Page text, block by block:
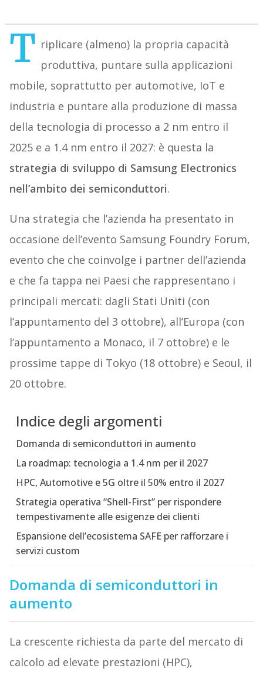
T riplicare (almeno) la propria capacità
produttiva, puntare sulla applicazioni
mobile, soprattutto per automotive, IoT e
industria e puntare alla produzione di massa
della tecnologia di processo a 2 nm entro il
2025 e a 1.4 nm entro il 2027: è questa la
strategia di sviluppo di Samsung Electronics
nell’ambito dei semiconduttori.
Una strategia che l’azienda ha presentato in
occasione dell’evento Samsung Foundry Forum,
evento che che coinvolge i partner dell’azienda
e che fa tappa nei Paesi che rappresentano i
principali mercati: dagli Stati Uniti (con
l’appuntamento del 3 ottobre), all’Europa (con
l’appuntamento a Monaco, il 7 ottobre) e le
prossime tappe di Tokyo (18 ottobre) e Seoul, il
20 ottobre.
Indice degli argomenti
Domanda di semiconduttori in aumento
La roadmap: tecnologia a 1.4 nm per il 2027
HPC, Automotive e 5G oltre il 50% entro il 2027
Strategia operativa “Shell-First” per rispondere
tempestivamente alle esigenze dei clienti
Espansione dell’ecosistema SAFE per rafforzare i
servizi custom
Domanda di semiconduttori in
aumento
La crescente richiesta da parte del mercato di
calcolo ad elevate prestazioni (HPC),